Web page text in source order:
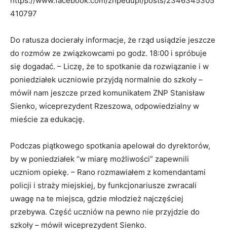
410797
Do ratusza docierały informacje, że rząd usiądzie jeszcze
do rozmów ze związkowcami po godz. 18:00 i spróbuje
się dogadać. – Liczę, że to spotkanie da rozwiązanie i w
poniedziałek uczniowie przyjdą normalnie do szkoły –
mówił nam jeszcze przed komunikatem ZNP Stanisław
Sienko, wiceprezydent Rzeszowa, odpowiedzialny w
mieście za edukację.
Podczas piątkowego spotkania apelował do dyrektorów,
by w poniedziałek “w miarę możliwości” zapewnili
uczniom opiekę. – Rano rozmawiałem z komendantami
policji i straży miejskiej, by funkcjonariusze zwracali
uwagę na te miejsca, gdzie młodzież najczęściej
przebywa. Część uczniów na pewno nie przyjdzie do
szkoły – mówił wiceprezydent Sienko.